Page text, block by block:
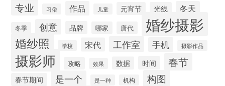
专业 习俗 作品 儿童 元宵节 光线 冬天
冬季 创意 品牌 哪家 唐代 婚纱摄影
婚纱照 学校 宋代 工作室 手机 摄影作品
摄影师 攻略 效果 数据 时间 春节
春节期间 是一个 是一种 机构 构图